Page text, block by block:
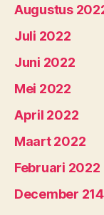
Augustus
Juli 2022
Juni 2022
Mei 2022
April 2022
Maart 2022
Februari 2022
December 214